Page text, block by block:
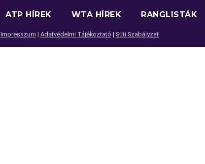
ATP HÍREK WTA HÍREK RANGLISTÁK
Impresszum | Adatvédelmi Tájékoztató | Süti Szabályzat